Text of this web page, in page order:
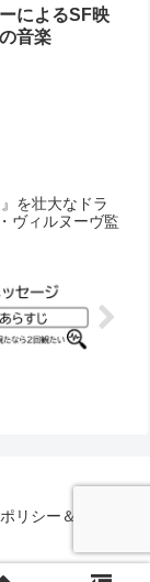
によるSF映
音楽
を壮大なドラ
ヴィルヌーヴ監
リシー＆免責事項